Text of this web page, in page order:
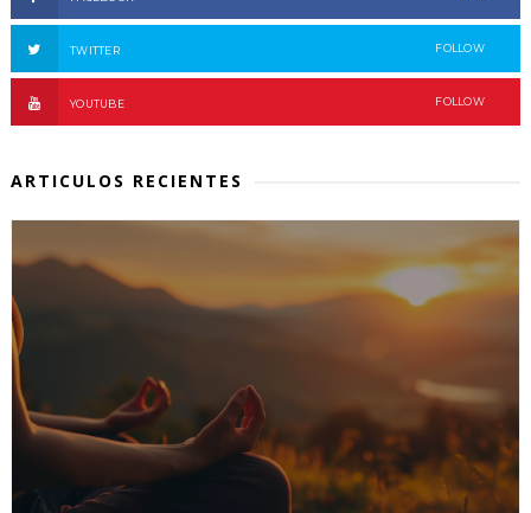
TWITTER FOLLOW
YOUTUBE FOLLOW
ARTICULOS RECIENTES